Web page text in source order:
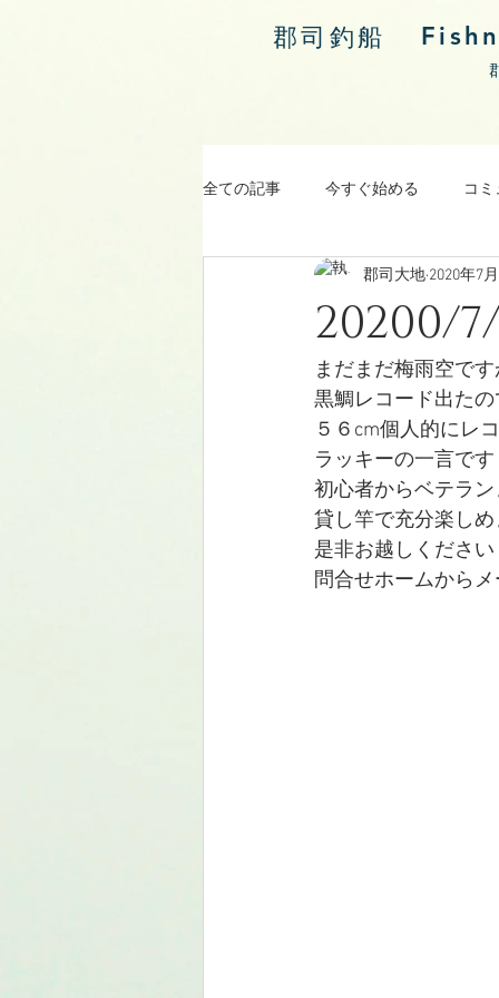
郡司釣船
全ての記事 今すぐ始める コ
涸沼川釣果報告
20200/
郡司大地 2020年7
まだまだ梅雨空です
黒鯛レコード出た
５６cm個人的にレ
ラッキーの一言です
初心者からベテラ
貸し竿で充分楽し
是非お越しください
問合せホームから